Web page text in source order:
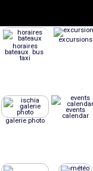
horaires
bateaux bus
taxi
excursions
galerie photo
events
calendar